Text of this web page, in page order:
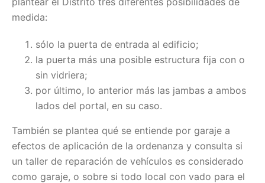
medida:
sólo la puerta de entrada al edificio;
la puerta más una posible estructura fija con o
sin vidriera;
por último, lo anterior más las jambas a ambos
lados del portal, en su caso.
También se plantea qué se entiende por garaje a
efectos de aplicación de la ordenanza y consulta si
un taller de reparación de vehículos es considerado
como garaje, o sobre si todo local con vado para el